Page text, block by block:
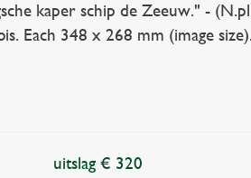
kaper schip de Zeeuw." -
Each 348 x 268 mm (image
uitslag € 320